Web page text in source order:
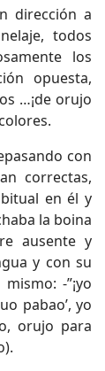
dirección a
todos
los
opuesta,
…¡de orujo
con
correctas,
en él y
la boina
ausente y
y con su
-”¡yo
pabao’, yo
orujo para